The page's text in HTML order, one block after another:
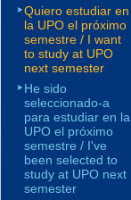
Quiero estudiar en
la UPO el próximo
semestre / I want
to study at UPO
next semester
He sido
seleccionado-a
para estudiar en la
UPO el próximo
semestre / I've
been selected to
study at UPO next
semester